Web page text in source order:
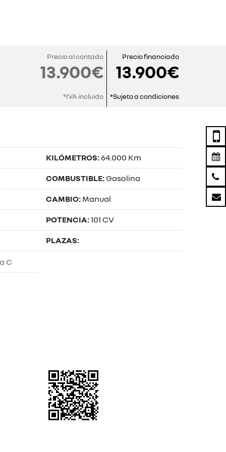
Precio al contado
13.900€
*IVA incluido
Precio financiado
13.900€
*Sujeto a condiciones
KILÓMETROS:64.000 Km
COMBUSTIBLE:Gasolina
CAMBIO: Manual
POTENCIA:101 CV
PLAZAS: